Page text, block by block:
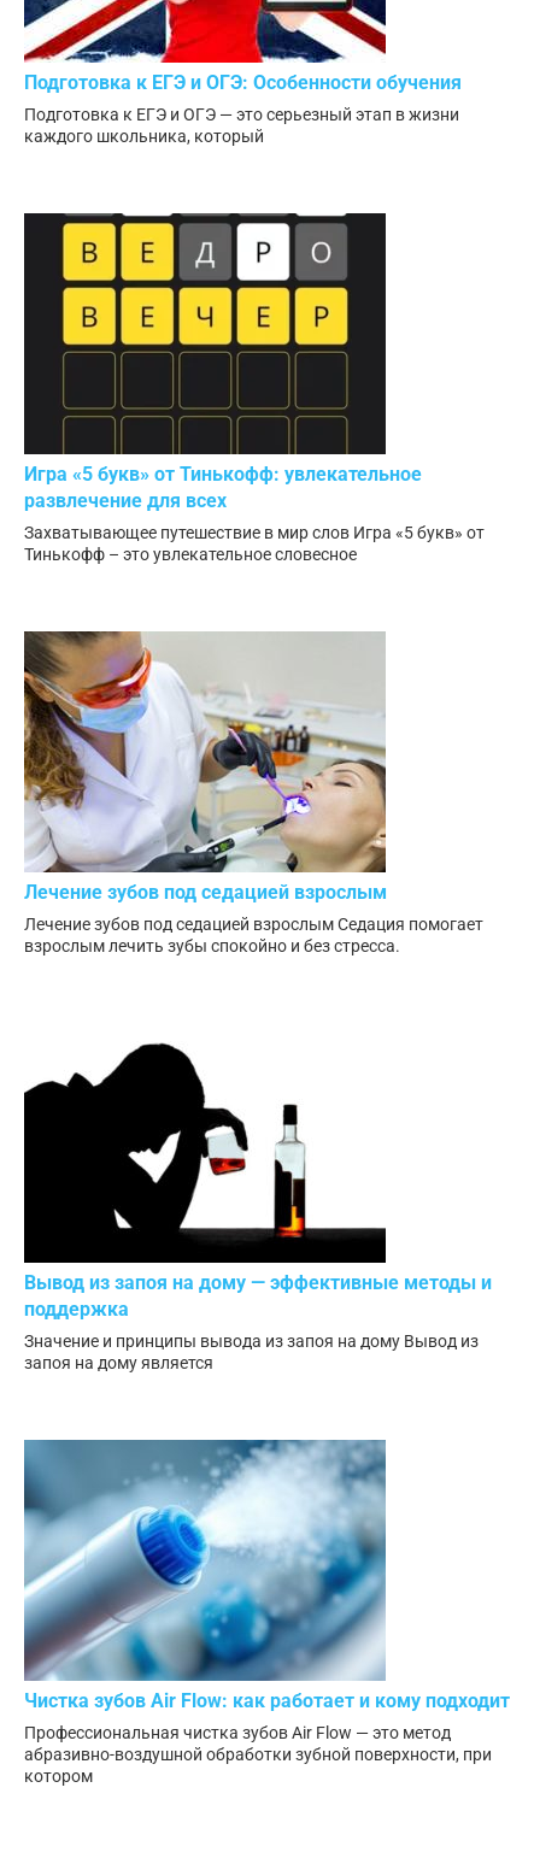
Подготовка к ЕГЭ и ОГЭ: Особенности обучения
Подготовка к ЕГЭ и ОГЭ — это серьезный этап в жизни
каждого школьника, который
Игра «5 букв» от Тинькофф: увлекательное
развлечение для всех
Захватывающее путешествие в мир слов Игра «5 букв» от
Тинькофф – это увлекательное словесное
Лечение зубов под седацией взрослым
Лечение зубов под седацией взрослым Седация помогает
взрослым лечить зубы спокойно и без стресса.
Вывод из запоя на дому — эффективные методы и
поддержка
Значение и принципы вывода из запоя на дому Вывод из
запоя на дому является
Чистка зубов Air Flow: как работает и кому подходит
Профессиональная чистка зубов Air Flow — это метод
абразивно-воздушной обработки зубной поверхности, при
котором